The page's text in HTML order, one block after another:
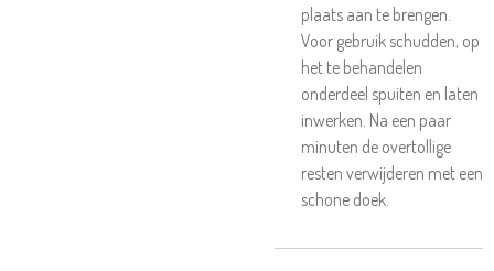
plaats aan te brengen.
Voor gebruik schudden, op
het te behandelen
onderdeel spuiten en laten
inwerken. Na een paar
minuten de overtollige
resten verwijderen met een
schone doek.